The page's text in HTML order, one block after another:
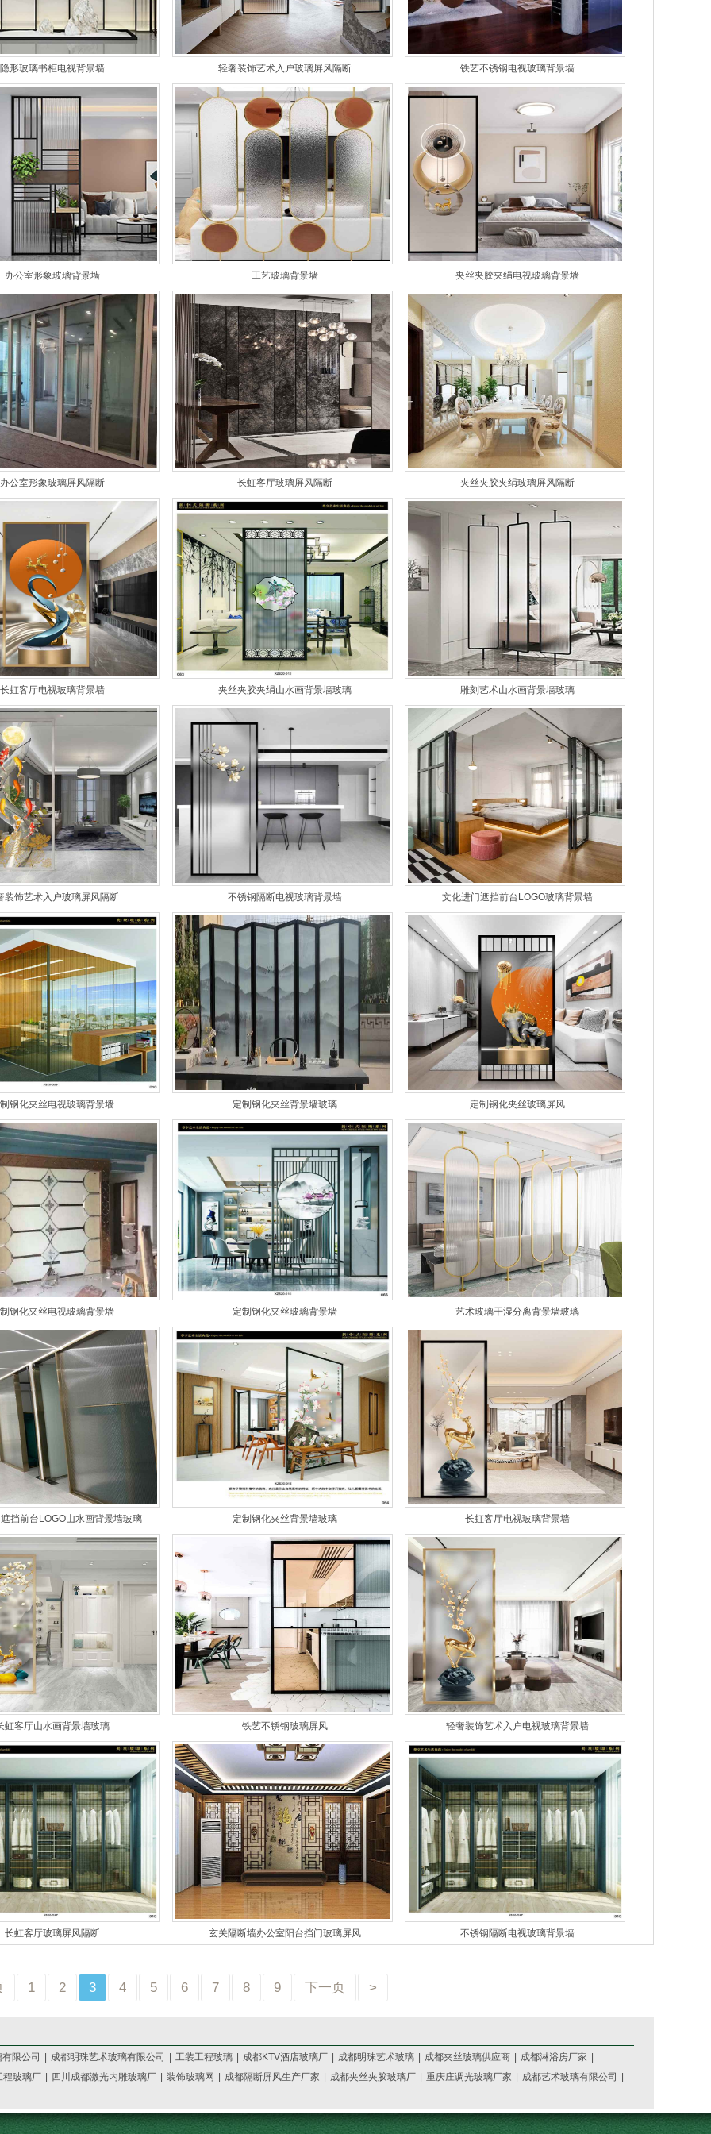
隐形玻璃书柜电视背景墙 轻奢装饰艺术入户玻璃屏风隔断 铁艺不锈钢电视玻璃背景墙
办公室形象玻璃背景墙 工艺玻璃背景墙 夹丝夹胶夹绢电视玻璃背景墙
办公室形象玻璃屏风隔断 长虹客厅玻璃屏风隔断 夹丝夹胶夹绢玻璃屏风隔断
长虹客厅电视玻璃背景墙 夹丝夹胶夹绢山水画背景墙玻璃 雕刻艺术山水画背景墙玻璃
装饰艺术入户玻璃屏风隔断 不锈钢隔断电视玻璃背景墙 文化进门遮挡前台LOGO玻璃背景墙
钢化夹丝电视玻璃背景墙 定制钢化夹丝背景墙玻璃 定制钢化夹丝玻璃屏风
钢化夹丝电视玻璃背景墙 定制钢化夹丝玻璃背景墙 艺术玻璃干湿分离背景墙玻璃
挡前台LOGO山水画背景墙玻璃 定制钢化夹丝背景墙玻璃 长虹客厅电视玻璃背景墙
虹客厅山水画背景墙玻璃 铁艺不锈钢玻璃屏风 轻奢装饰艺术入户电视玻璃背景墙
长虹客厅玻璃屏风隔断 玄关隔断墙办公室阳台挡门玻璃屏风 不锈钢隔断电视玻璃背景墙
1 2 3 4 5 6 7 8 9 下一页 >
限公司 成都明珠艺术玻璃有限公司 工装工程玻璃 成都KTV酒店玻璃厂 成都明珠艺术玻璃 成都夹丝玻璃供应商 成都淋浴房厂家
程玻璃厂
四川成都激光内雕玻璃厂 装饰玻璃网 成都隔断屏风生产厂家 成都夹丝夹胶玻璃厂 重庆庄调光玻璃厂家 成都艺术玻璃有限公司